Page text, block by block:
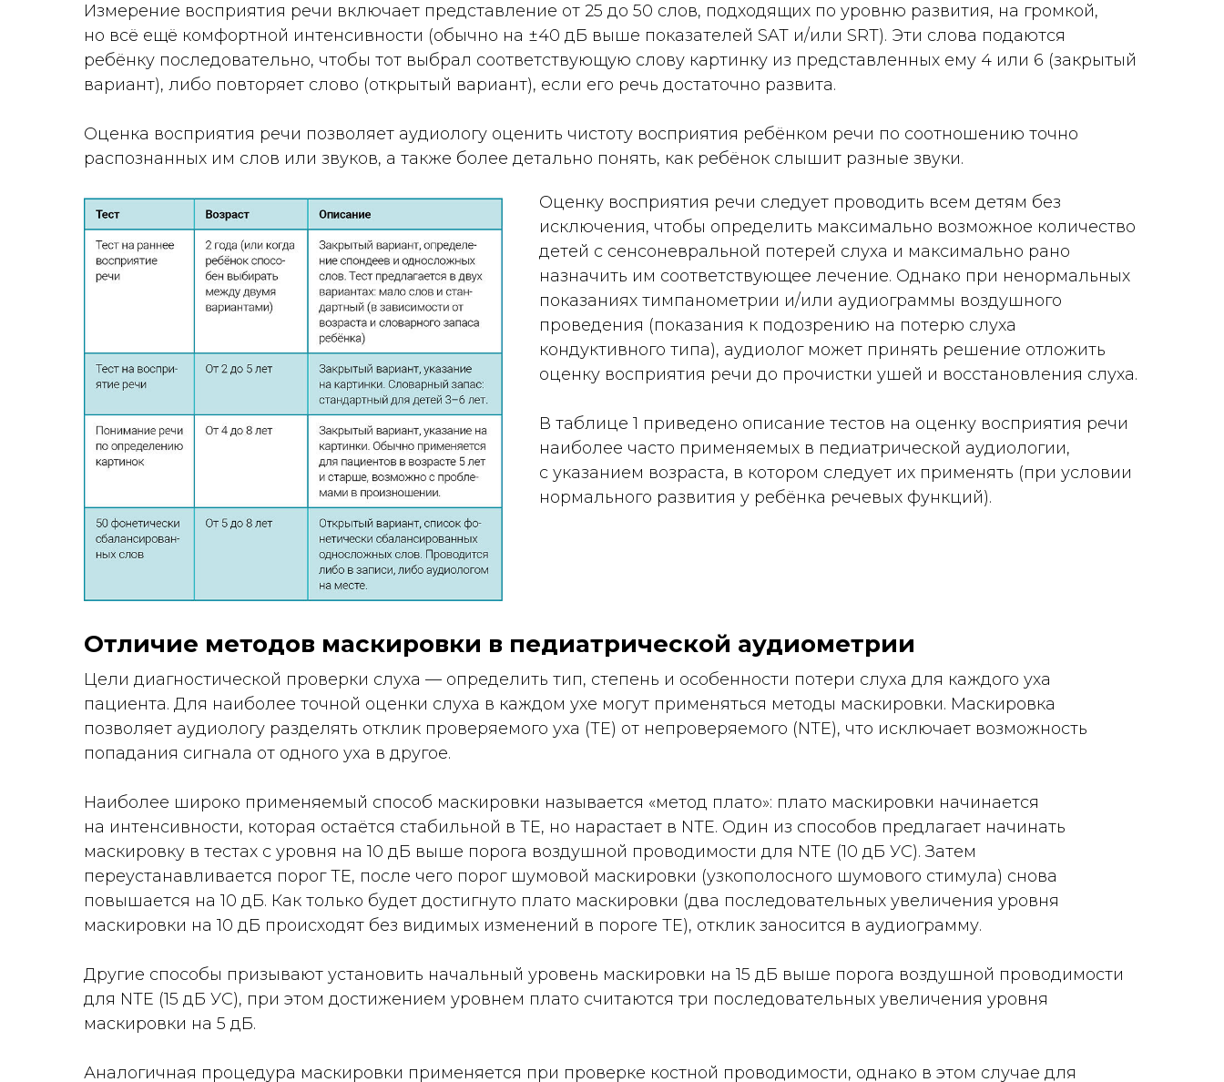
Измерение восприятия речи включает представление от 25 до 50 слов, подходящих по уровню развития, на громкой,
но всё ещё комфортной интенсивности (обычно на ±40 дБ выше показателей SAT и/или SRT). Эти слова подаются
ребёнку последовательно, чтобы тот выбрал соответствующую слову картинку из представленных ему 4 или 6 (закрытый
вариант), либо повторяет слово (открытый вариант), если его речь достаточно развита.
Оценка восприятия речи позволяет аудиологу оценить чистоту восприятия ребёнком речи по соотношению точно
распознанных им слов или звуков, а также более детально понять, как ребёнок слышит разные звуки.
Оценку восприятия речи следует проводить всем детям без
исключения, чтобы определить максимально возможное количество
детей с сенсоневральной потерей слуха и максимально рано
назначить им соответствующее лечение. Однако при ненормальных
показаниях тимпанометрии и/или аудиограммы воздушного
проведения (показания к подозрению на потерю слуха
кондуктивного типа), аудиолог может принять решение отложить
оценку восприятия речи до прочистки ушей и восстановления слуха.
В таблице 1 приведено описание тестов на оценку восприятия речи
наиболее часто применяемых в педиатрической аудиологии,
с указанием возраста, в котором следует их применять (при условии
нормального развития у ребёнка речевых функций).
Отличие методов маскировки в педиатрической аудиометрии
Цели диагностической проверки слуха — определить тип, степень и особенности потери слуха для каждого уха
пациента. Для наиболее точной оценки слуха в каждом ухе могут применяться методы маскировки. Маскировка
позволяет аудиологу разделять отклик проверяемого уха (ТЕ) от непроверяемого (NTE), что исключает возможность
попадания сигнала от одного уха в другое.
Наиболее широко применяемый способ маскировки называется «метод плато»: плато маскировки начинается
на интенсивности, которая остаётся стабильной в ТЕ, но нарастает в NTE. Один из способов предлагает начинать
маскировку в тестах с уровня на 10 дБ выше порога воздушной проводимости для NTE (10 дБ УС). Затем
переустанавливается порог ТЕ, после чего порог шумовой маскировки (узкополосного шумового стимула) снова
повышается на 10 дБ. Как только будет достигнуто плато маскировки (два последовательных увеличения уровня
маскировки на 10 дБ происходят без видимых изменений в пороге ТЕ), отклик заносится в аудиограмму.
Другие способы призывают установить начальный уровень маскировки на 15 дБ выше порога воздушной проводимости
для NTE (15 дБ УС), при этом достижением уровнем плато считаются три последовательных увеличения уровня
маскировки на 5 дБ.
Аналогичная процедура маскировки применяется при проверке костной проводимости, однако в этом случае для